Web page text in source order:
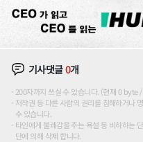
기사댓글0개
200자까지 쓰실 수 있습니다. (현재 0 byte
저작권 등 다른 사람의 권리를 침해하거나
수 있습니다.
타인에게 불쾌감을 주는 욕설 등 비하하는
단에 의해 삭제 합니다.